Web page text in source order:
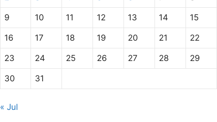
9 10 11 12 13 14 15
16 17 18 19 20 21 22
23 24 25 26 27 28 29
30 31
« Jul